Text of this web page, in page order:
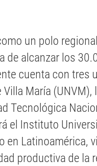
un polo
de alcanzar los
cuenta con tres
María (UNVM),
Tecnológica
el Instituto
en Latinoamérica,
productiva de la